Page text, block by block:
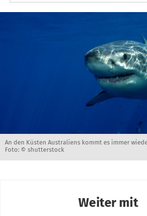
An den Küsten Australiens kommt es immer
Foto: © shutterstock